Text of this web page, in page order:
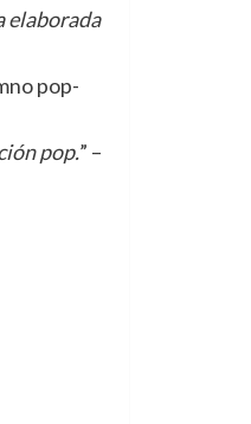
elaborada
pop-
pop.” –